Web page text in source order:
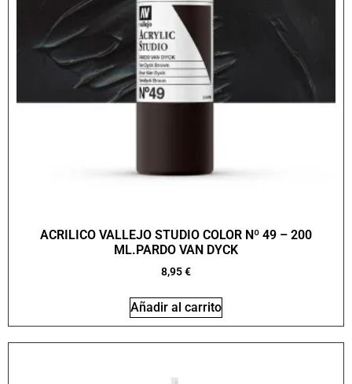
ACRILICO VALLEJO STUDIO COLOR Nº 49 – 200
ML.PARDO VAN DYCK
8,95€
Añadir al carrito